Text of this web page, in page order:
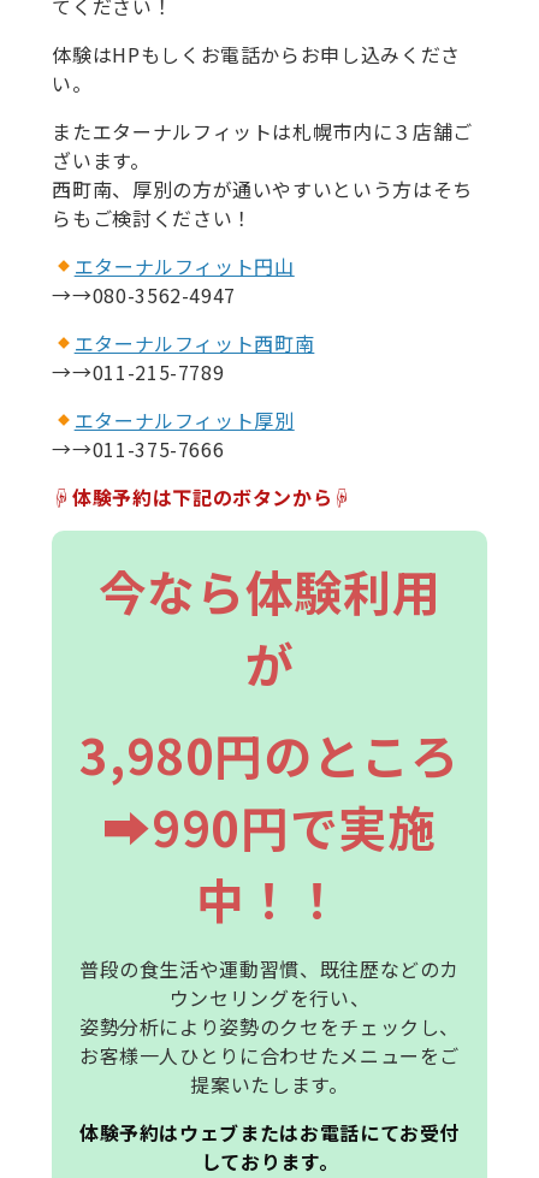
体験はHPもしくお電話からお申し込みくださ
い。
またエターナルフィットは札幌市内に３店舗ご
ざいます。
西町南、厚別の方が通いやすいという方はそち
らもご検討ください！
エターナルフィット円山
→→080-3562-4947
エターナルフィット西町南
→→011-215-7789
エターナルフィット厚別
→→011-375-7666
☟体験予約は下記のボタンから☟
今なら体験利用
が
3,980円のところ
➡990円で実施
中！！
普段の食生活や運動習慣、既往歴などのカ
ウンセリングを行い、
姿勢分析により姿勢のクセをチェックし、
お客様一人ひとりに合わせたメニューをご
提案いたします。
体験予約はウェブまたはお電話にてお受付
しております。